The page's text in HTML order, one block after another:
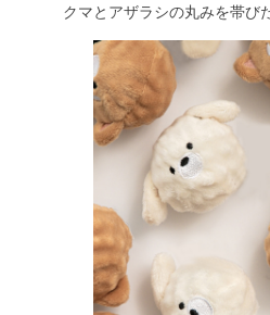
クマとアザラシの丸みを帯び